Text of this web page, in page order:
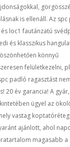
is ellenáll. Az
loc1 fautánzatú
és klasszikus
könnyű
felületkezelni,
padló ragasztást
20 év garancia! A
ügyel az
vastag
ajánlott, ahol
magasabb a